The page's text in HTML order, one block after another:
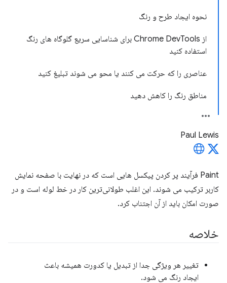
نحوه ایجاد طرح و رنگ
از Chrome Dev
Tools برای شناسایی سریع گلوگاه های رنگ
استفاده کنید
عناصری را که حرکت می کنند یا محو می شوند تبلیغ کنید
مناطق رنگ را کاهش دهید
Paul Lewis
Paint فرآیند پر کردن پیکسل هایی است که در نهایت با صفحه نمایش
کاربر ترکیب می شوند. این اغلب طولانی‌ترین کار در خط لوله است و در
صورت امکان باید از آن اجتناب کرد.
خلاصه
تغییر هر ویژگی جدا از تبدیل یا کدورت همیشه باعث
ایجاد رنگ می شود.